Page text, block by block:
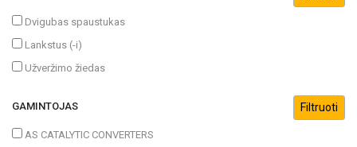
Dvigubas spaustukas
Lankstus (-i)
Užveržimo žiedas
GAMINTOJAS
AS CATALYTIC CONVERTERS